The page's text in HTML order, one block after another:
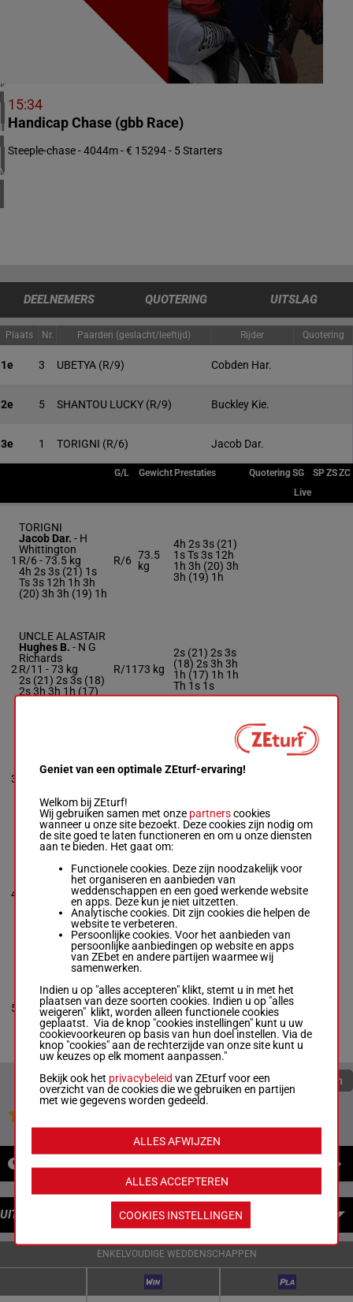
VERENIGD KONINKRIJK
5 meeting(s)
IERLAND
1 meeting(s)
VERENIGDE STATEN
4 meeting(s)
15:34
Handicap Chase (gbb Race)
Steeple-chase - 4044m - € 15294 - 5 Starters
DEELNEMERS QUOTERING UITSLAG
Plaats Nr. Paarden (geslacht/leeftijd) Rijder Quotering
1e 3 UBETYA (R/9) Cobden Har.
2e 5 SHANTOU LUCKY (R/9) Buckley Kie.
3e 1 TORIGNI (R/6) Jacob Dar.
G/L Gewicht Prestaties QuoteringSG SPZSZC
Live
1
TORIGNI
Jacob Dar. - H
Whittington
R/6 -73.5 kg
4h 2s 3s (21) 1s
Ts 3s 12h 1h 3h
(20) 3h 3h (19) 1h
R/6 73.5
kg
4h 2s 3s (21)
1s Ts 3s 12h
1h 3h (20) 3h
3h (19) 1h
2
UNCLE ALASTAIR
Hughes B. - N G
Richards
R/11 -73 kg
2s (21) 2s 3s (18)
2s 3h 3h 1h (17)
R/1173 kg
2s (21) 2s 3s
(18) 2s 3h 3h
1h (17) 1h 1h
Th 1s 1s
3
Jedd O'keeffe
2s 4h 1h (19) 2h
R/9
71.5
4s 3s 2s (20)
4
WARRIOR
Skelton H.-Mrs
Summersby
69.5 kg
1s 6h (21) 3h 1h
8h 6p (20) 4p
R/9 69.5
kg
1s 6h (21) 3h
1h 8h 6p (20)
4p
5
SHANTOU LUCKY
Buckley Kie.-
James Owen
R/9 -67 kg
1s 3s Ah 6h (21)
8h 1h 3h 12h 5h
Ah 1h 8h
R/9 67 kg
1s 3s Ah 6h
(21) 8h 1h 3h
12h 5h Ah 1h
8h
Quoteringen verversen
UITBETALINGEN
ENKELVOUDIGE WEDDENSCHAPPEN
Geniet van een optimale ZEturf-ervaring!
Welkom bij ZEturf!
Wij gebruiken samen met onze partnerscookies
wanneer u onze site bezoekt. Deze cookies zijn nodig om
de site goed te laten functioneren en om u onze diensten
aan te bieden. Het gaat om:
Functionele cookies. Deze zijn noodzakelijk voor
het organiseren en aanbieden van
weddenschappen en een goed werkende website
en apps. Deze kun je niet uitzetten.
Analytische cookies. Dit zijn cookies die helpen de
website te verbeteren.
Persoonlijke cookies. Voor het aanbieden van
persoonlijke aanbiedingen op website en apps
van ZEbet en andere partijen waarmee wij
samenwerken.
Indien u op "alles accepteren" klikt, stemt u in met het
plaatsen van deze soorten cookies. Indien u op "alles
weigeren" klikt, worden alleen functionele cookies
geplaatst. Via de knop "cookies instellingen" kunt u uw
cookievoorkeuren op basis van hun doel instellen. Via de
knop "cookies" aan de rechterzijde van onze site kunt u
uw keuzes op elk moment aanpassen."
Bekijk ook het privacybeleid van ZEturf voor een
overzicht van de cookies die we gebruiken en partijen
met wie gegevens worden gedeeld.
ALLES ACCEPTEREN
ALLES AFWIJZEN
COOKIES INSTELLINGEN